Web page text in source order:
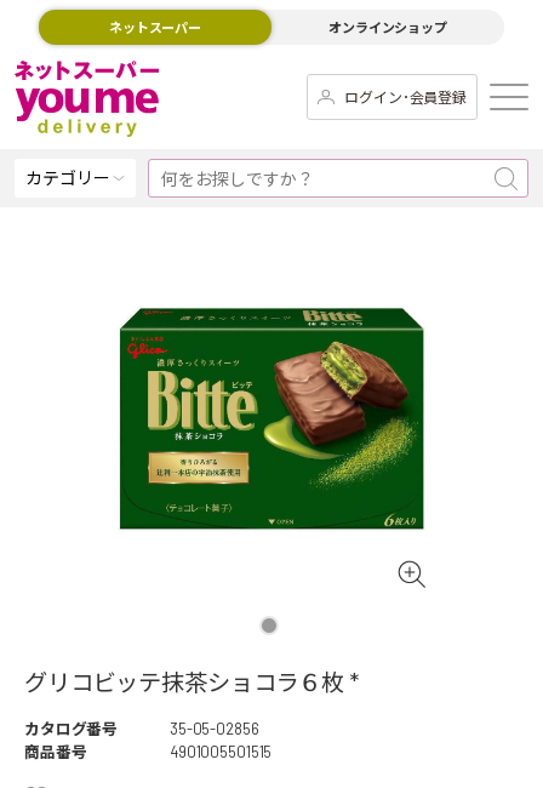
ネットスーパー オンラインショップ
ログイン･会員登録
カテゴリー
グリコビッテ抹茶ショコラ６枚 *
カタログ番号
35-05-02856
商品番号
4901005501515